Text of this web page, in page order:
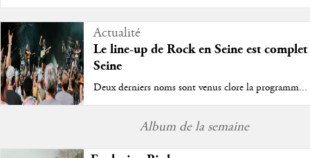
Actualité
Le line-up de Rock en Seine est
Seine
Deux derniers noms sont venus clore la programm...
Album de la semaine